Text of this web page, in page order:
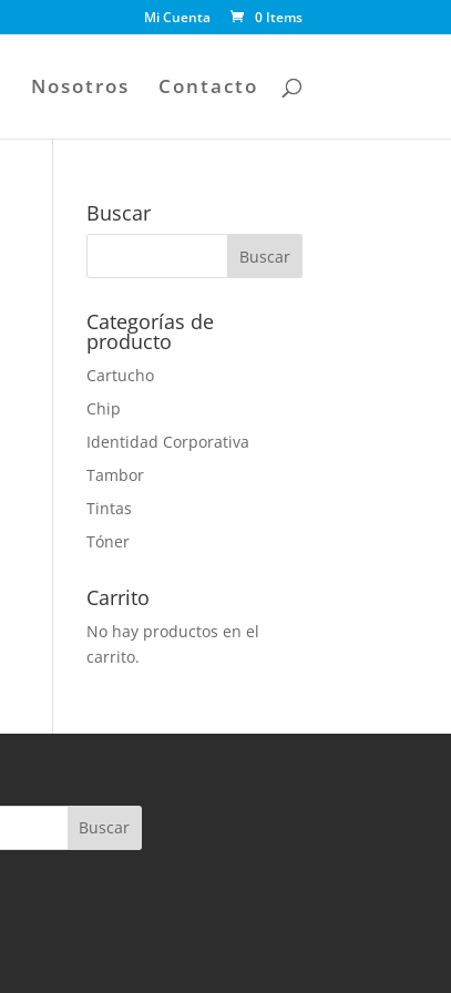
Mi Cuenta 0 Items
Nosotros Contacto
Buscar
Categorías de
producto
Cartucho
Chip
Identidad Corporativa
Tambor
Tintas
Tóner
Carrito
No hay productos en el
carrito.